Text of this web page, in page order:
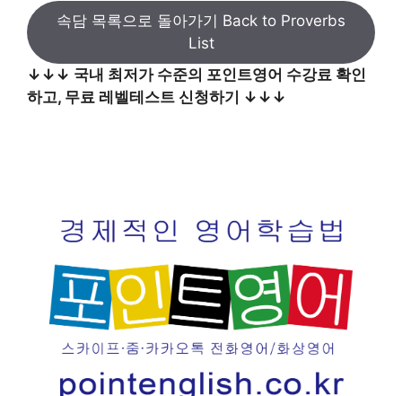
속담 목록으로 돌아가기 Back to Proverbs
List
↓↓↓ 국내 최저가 수준의 포인트영어 수강료 확인
하고, 무료 레벨테스트 신청하기 ↓↓↓